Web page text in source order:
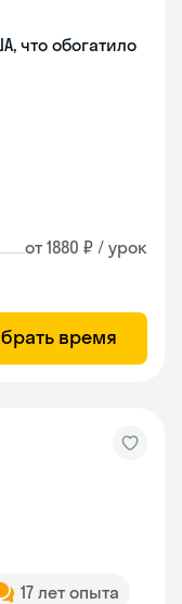
что обогатило
от 1880 ₽ / урок
время
17 лет опыта